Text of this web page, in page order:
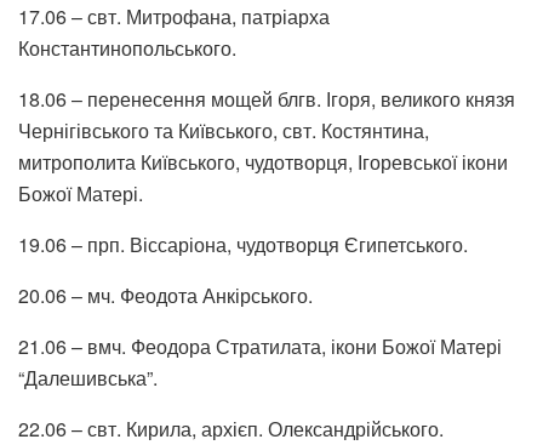
17.06 – свт. Митрофана, патріарха
Константинопольського.
18.06 – перенесення мощей блгв. Ігоря, великого князя
Чернігівського та Київського, свт. Костянтина,
митрополита Київського, чудотворця, Ігоревської ікони
Божої Матері.
19.06 – прп. Віссаріона, чудотворця Єгипетського.
20.06 – мч. Феодота Анкірського.
21.06 – вмч. Феодора Стратилата, ікони Божої Матері
“Далешивська”.
22.06 – свт. Кирила, архієп. Олександрійського.